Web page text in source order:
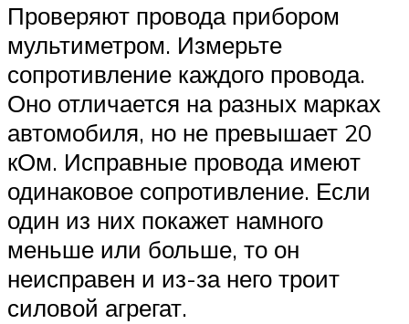
Проверяют провода прибором
мультиметром. Измерьте
сопротивление каждого провода.
Оно отличается на разных марках
автомобиля, но не превышает 20
кОм. Исправные провода имеют
одинаковое сопротивление. Если
один из них покажет намного
меньше или больше, то он
неисправен и из-за него троит
силовой агрегат.